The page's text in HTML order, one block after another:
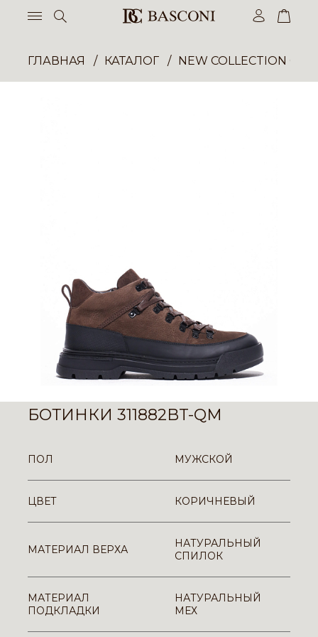
ГЛАВНАЯ КАТАЛОГ NEW COLLECTION
БОТИНКИ 311882BT-QM
ПОЛ МУЖСКОЙ
ЦВЕТ КОРИЧНЕВЫЙ
МАТЕРИАЛ ВЕРХА
НАТУРАЛЬНЫЙ
СПИЛОК
МАТЕРИАЛ
ПОДКЛАДКИ
НАТУРАЛЬНЫЙ
МЕХ